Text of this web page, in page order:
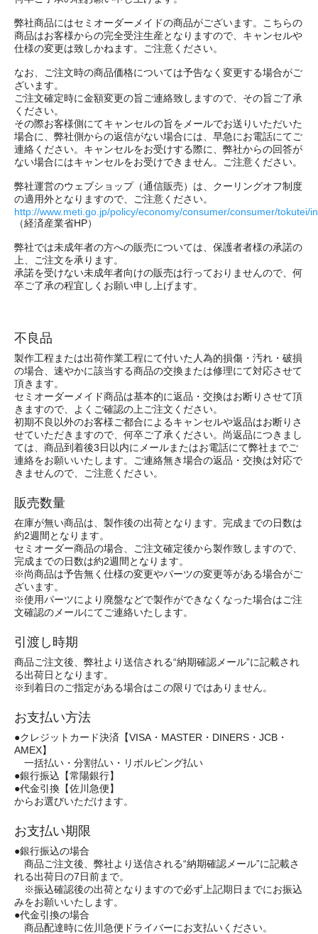
弊社商品にはセミオーダーメイドの商品がございます。こちらの
商品はお客様からの完全受注生産となりますので、キャンセルや
仕様の変更は致しかねます。ご注意ください。
なお、ご注文時の商品価格については予告なく変更する場合がご
ざいます。
ご注文確定時に金額変更の旨ご連絡致しますので、その旨ご了承
ください。
その際お客様側にてキャンセルの旨をメールでお送りいただいた
場合に、弊社側からの返信がない場合には、早急にお電話にてご
連絡ください。キャンセルをお受けする際に、弊社からの回答が
ない場合にはキャンセルをお受けできません。ご注意ください。
弊社運営のウェブショップ（通信販売）は、クーリングオフ制度
の適用外となりますので、ご注意ください。
http://www.meti.go.jp/policy/economy/consumer/consumer/tokutei/
（経済産業省HP）
弊社では未成年者の方への販売については、保護者者様の承諾の
上、ご注文を承ります。
承諾を受けない未成年者向けの販売は行っておりませんので、何
卒ご了承の程宜しくお願い申し上げます。
不良品
製作工程または出荷作業工程にて付いた人為的損傷・汚れ・破損
の場合、速やかに該当する商品の交換または修理にて対応させて
頂きます。
セミオーダーメイド商品は基本的に返品・交換はお断りさせて頂
きますので、よくご確認の上ご注文ください。
初期不良以外のお客様ご都合によるキャンセルや返品はお断りさ
せていただきますので、何卒ご了承ください。尚返品につきまし
ては、商品到着後3日以内にメールまたはお電話にて弊社までご
連絡をお願いいたします。ご連絡無き場合の返品・交換は対応で
きませんので、ご注意ください。
販売数量
在庫が無い商品は、製作後の出荷となります。完成までの日数は
約2週間となります。
セミオーダー商品の場合、ご注文確定後から製作致しますので、
完成までの日数は約2週間となります。
※尚商品は予告無く仕様の変更やパーツの変更等がある場合がご
ざいます。
※使用パーツにより廃盤などで製作ができなくなった場合はご注
文確認のメールにてご連絡いたします。
引渡し時期
商品ご注文後、弊社より送信される“納期確認メール”に記載され
る出荷日となります。
※到着日のご指定がある場合はこの限りではありません。
お支払い方法
●クレジットカード決済【VISA・MASTER・DINERS・JCB・
AMEX】
一括払い・分割払い・リボルビング払い
●銀行振込【常陽銀行】
●代金引換【佐川急便】
からお選びいただけます。
お支払い期限
●銀行振込の場合
商品ご注文後、弊社より送信される“納期確認メール”に記載さ
れる出荷日の7日前まで。
※振込確認後の出荷となりますので必ず上記期日までにお振込
みをお願いいたします。
●代金引換の場合
商品配達時に佐川急便ドライバーにお支払いください。